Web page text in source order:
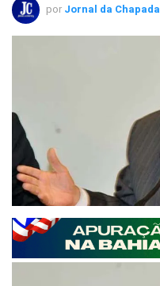
por Jornal da Chapada